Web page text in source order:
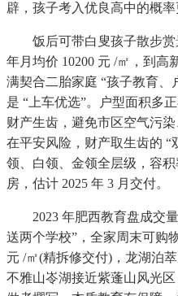
辟，孩子考入优良高中的概率
饭后可带白叟孩子散步赏
年月均价 10200 元 /㎡，到高
满契合二胎家庭 “孩子教育、
是 “上车优选”。户型面积多
财产生齿，避免市区空气污
在平安风险，财产取生齿的 “
领、白领、金领全层级，容
房，估计 2025 年 3 月交付。
2023 年肥西教育盘成交量
送两个学校”，全家周末可购
元 /㎡(精拆修交付)，龙湖泊
不雅山岺湖接近紫蓬山风光